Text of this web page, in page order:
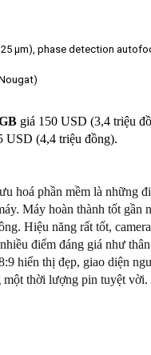
μm), phase detection
giá 150 USD (3,4 triệu
USD (4,4 triệu đồng).
hoá phần mềm là những
Máy hoàn thành tốt gần
Hiệu năng rất tốt,
điểm đáng giá như
hiển thị đẹp, giao diện
một thời lượng pin tuyệt vời.